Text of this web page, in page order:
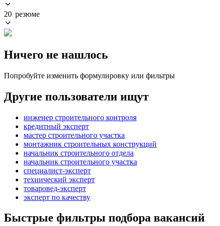
20 резюме
Ничего не нашлось
Попробуйте изменить формулировку или фильтры
Другие пользователи ищут
инженер строительного контроля
кредитный эксперт
мастер строительного участка
монтажник строительных конструкций
начальник строительного отдела
начальник строительного участка
специалист-эксперт
технический эксперт
товаровед-эксперт
эксперт по качеству
Быстрые фильтры подбора вакансий